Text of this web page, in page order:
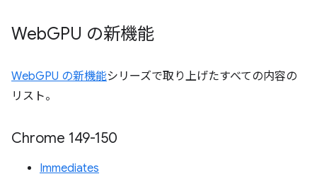
WebGPU の新機能
WebGPU の新機能シリーズで取り上げたすべての内容の
リスト。
Chrome 149-150
Immediates